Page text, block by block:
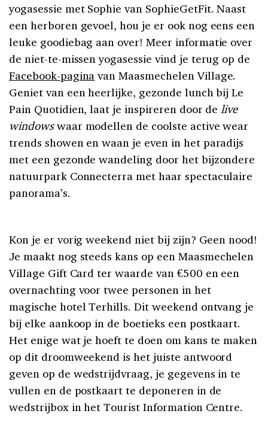
yogasessie met Sophie van SophieGetFit. Naast
een herboren gevoel, hou je er ook nog eens een
leuke goodiebag aan over! Meer informatie over
de niet-te-missen yogasessie vind je terug op de
Facebook-pagina van Maasmechelen Village.
Geniet van een heerlijke, gezonde lunch bij Le
Pain Quotidien, laat je inspireren door delive
windowswaar modellen de coolste active wear
trends showen en waan je even in het paradijs
met een gezonde wandeling door het bijzondere
natuurpark Connecterra met haar spectaculaire
panorama’s.
Kon je er vorig weekend niet bij zijn? Geen nood!
Je maakt nog steeds kans op een Maasmechelen
Village Gift Card ter waarde van €500 en een
overnachting voor twee personen in het
magische hotel Terhills. Dit weekend ontvang je
bij elke aankoop in de boetieks een postkaart.
Het enige wat je hoeft te doen om kans te maken
op dit droomweekend is het juiste antwoord
geven op de wedstrijdvraag, je gegevens in te
vullen en de postkaart te deponeren in de
wedstrijbox in het Tourist Information Centre.